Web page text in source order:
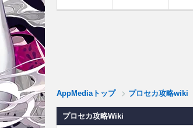
AppMediaトップ プロセカ攻略wiki
プロセカ攻略Wiki